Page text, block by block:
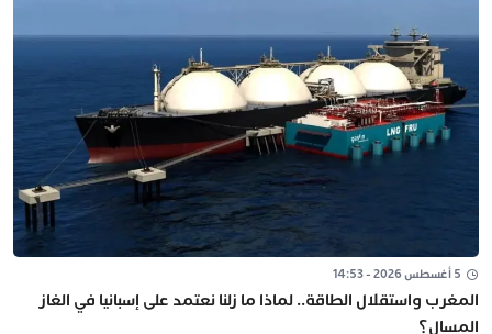
5 أغسطس 2026 - 14:53
المغرب واستقلال الطاقة.. لماذا ما زلنا نعتمد على إسبانيا في الغاز
المسال؟